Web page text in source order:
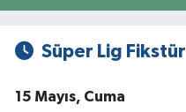
Süper Lig Fikstür
15 Mayıs, Cuma